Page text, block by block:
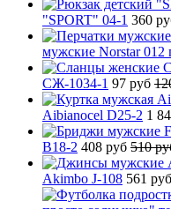
"SPORT" 04-1 360
мужские Norstar 012
СЖ-1034-1 97 руб
Aibianocel D25-2 1
B18-2 408 руб 510
Akimbo J-108 561 руб